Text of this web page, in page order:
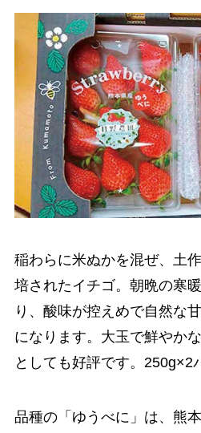
稲わらに米ぬかを混ぜ、土
培されたイチゴ。朝晩の寒
り、酸味が控えめで自然な
になります。大玉で鮮やか
としても好評です。250g×2
品種の「ゆうべに」は、熊